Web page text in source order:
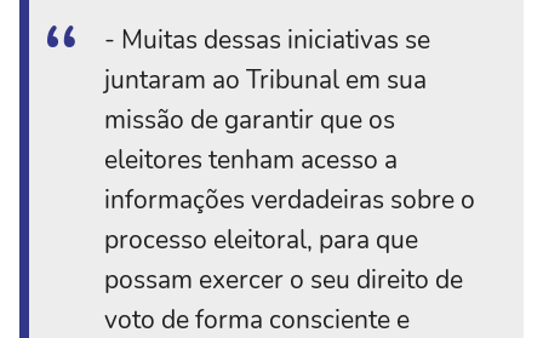
- Muitas dessas iniciativas se
juntaram ao Tribunal em sua
missão de garantir que os
eleitores tenham acesso a
informações verdadeiras sobre o
processo eleitoral, para que
possam exercer o seu direito de
voto de forma consciente e